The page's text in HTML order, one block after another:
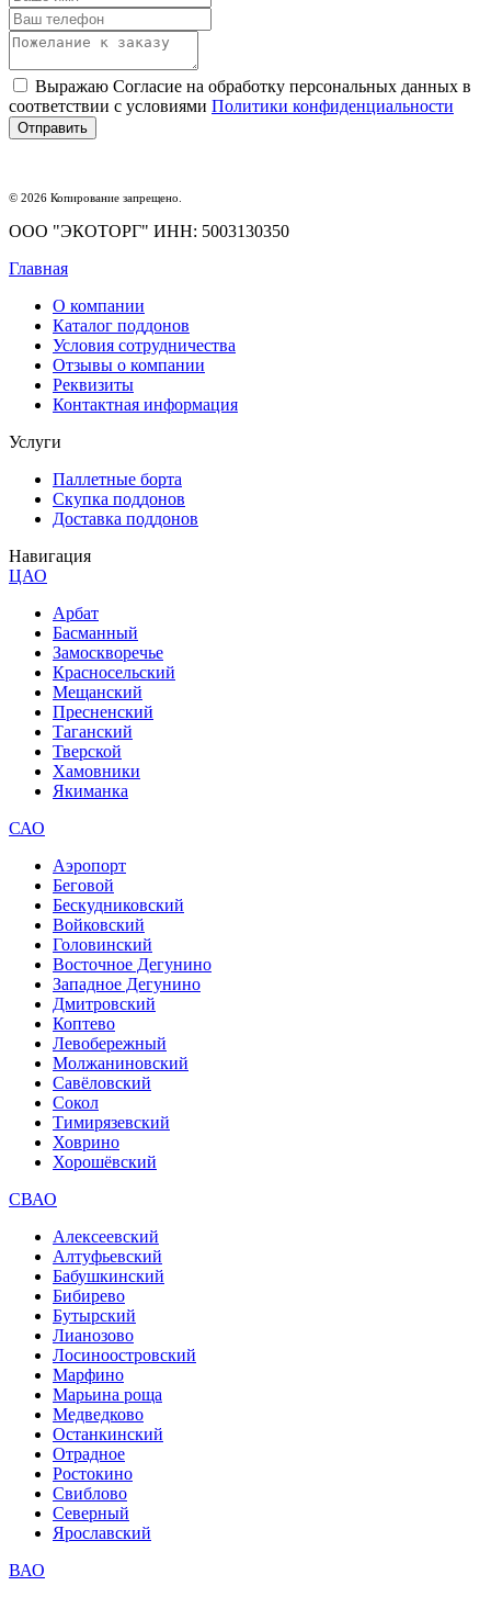
Выражаю Согласие на обработку персональных данных в
соответствии с условиями Политики конфиденциальности
© 2026 Копирование запрещено.
ООО "ЭКОТОРГ" ИНН: 5003130350
Главная
О компании
Каталог поддонов
Условия сотрудничества
Отзывы о компании
Реквизиты
Контактная информация
Услуги
Паллетные борта
Скупка поддонов
Доставка поддонов
Навигация
ЦАО
Арбат
Басманный
Замоскворечье
Красносельский
Мещанский
Пресненский
Таганский
Тверской
Хамовники
Якиманка
САО
Аэропорт
Беговой
Бескудниковский
Войковский
Головинский
Восточное Дегунино
Западное Дегунино
Дмитровский
Коптево
Левобережный
Молжаниновский
Савёловский
Сокол
Тимирязевский
Ховрино
Хорошёвский
СВАО
Алексеевский
Алтуфьевский
Бабушкинский
Бибирево
Бутырский
Лианозово
Лосиноостровский
Марфино
Марьина роща
Медведково
Останкинский
Отрадное
Ростокино
Свиблово
Северный
Ярославский
ВАО